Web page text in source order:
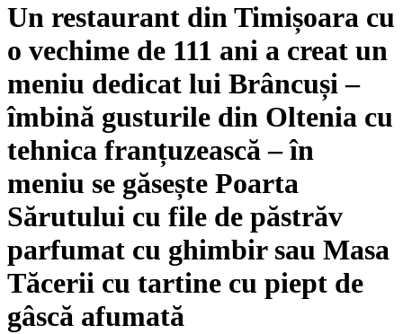
Un restaurant din Timișoara cu
o vechime de 111 ani a creat un
meniu dedicat lui Brâncuși –
îmbină gusturile din Oltenia cu
tehnica franțuzească – în
meniu se găsește Poarta
Sărutului cu file de păstrăv
parfumat cu ghimbir sau Masa
Tăcerii cu tartine cu piept de
gâscă afumată